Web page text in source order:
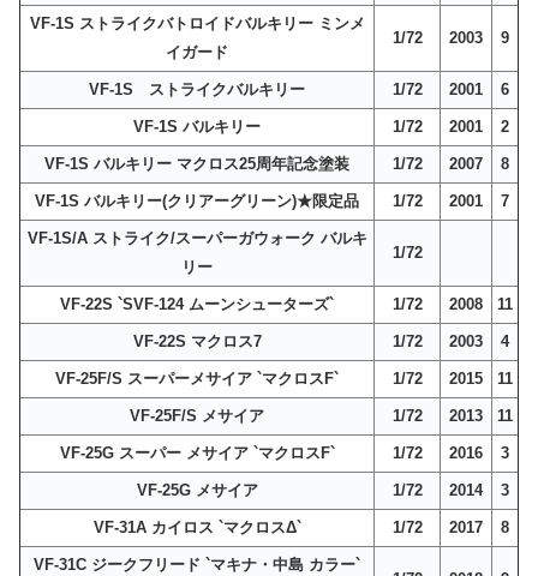
VF-1S ストライクバトロイドバルキリー ミンメ
イガード
1/72 2003 9
VF-1S ストライクバルキリー 1/72 2001 6
VF-1S バルキリー 1/72 2001 2
VF-1S バルキリー マクロス25周年記念塗装 1/72 2007 8
VF-1S バルキリー(クリアーグリーン)★限定品 1/72 2001 7
VF-1S/A ストライク/スーパーガウォーク バルキ
リー
1/72
VF-22S `SVF-124 ムーンシューターズ` 1/72 2008 11
VF-22S マクロス7 1/72 2003 4
VF-25F/S スーパーメサイア `マクロスF` 1/72 2015 11
VF-25F/S メサイア 1/72 2013 11
VF-25G スーパー メサイア `マクロスF` 1/72 2016 3
VF-25G メサイア 1/72 2014 3
VF-31A カイロス `マクロスΔ` 1/72 2017 8
VF-31C ジークフリード `マキナ・中島 カラー`